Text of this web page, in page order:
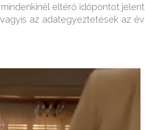
eltérő időpontot jelent
az adategyeztetések az év